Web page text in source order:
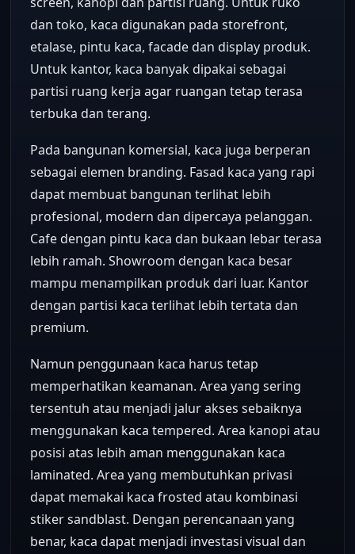
dan toko, kaca digunakan pada storefront,
etalase, pintu kaca, facade dan display produk.
Untuk kantor, kaca banyak dipakai sebagai
partisi ruang kerja agar ruangan tetap terasa
terbuka dan terang.
Pada bangunan komersial, kaca juga berperan
sebagai elemen branding. Fasad kaca yang rapi
dapat membuat bangunan terlihat lebih
profesional, modern dan dipercaya pelanggan.
Cafe dengan pintu kaca dan bukaan lebar terasa
lebih ramah. Showroom dengan kaca besar
mampu menampilkan produk dari luar. Kantor
dengan partisi kaca terlihat lebih tertata dan
premium.
Namun penggunaan kaca harus tetap
memperhatikan keamanan. Area yang sering
tersentuh atau menjadi jalur akses sebaiknya
menggunakan kaca tempered. Area kanopi atau
posisi atas lebih aman menggunakan kaca
laminated. Area yang membutuhkan privasi
dapat memakai kaca frosted atau kombinasi
stiker sandblast. Dengan perencanaan yang
benar, kaca dapat menjadi investasi visual dan